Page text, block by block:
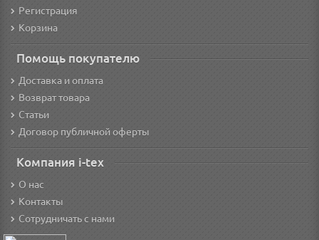
Регистрация
Корзина
Помощь покупателю
Доставка и оплата
Возврат товара
Статьи
Договор публичной оферты
Компания i-tex
О нас
Контакты
Сотрудничать с нами